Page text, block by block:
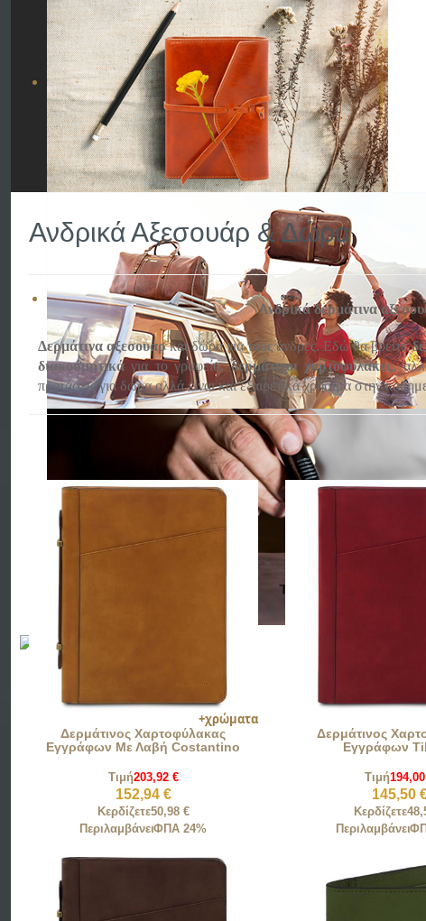
Ανδρικά Αξεσουάρ & Δώρα
Ανδρικά δερμάτινα
Δερμάτινα αξεσουάρκαι δώρα για τους άνδρες. Εδώ θα βρείτε
διακοσμητικάγια το γραφείο,δερμάτινοι χαρτοφύλακες,
προτάσεις για δώρα αλλά είναι και εξαιρετικά χρήσιμα στην
Δερμάτινος Χαρτοφύλακας
Εγγράφων Με Λαβή Costantino
Τιμή203,92 €
152,94 €
Κερδίζετε50,98 €
ΠεριλαμβάνειΦΠΑ 24%
Δερμάτινος
Εγγράφων
Τιμή
145,50
Κερδίζετε
Περιλαμβάνει